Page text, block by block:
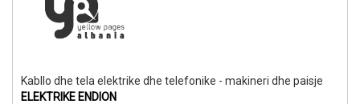
Kabllo dhe tela elektrike dhe telefonike - makineri dhe paisje
ELEKTRIKE ENDION